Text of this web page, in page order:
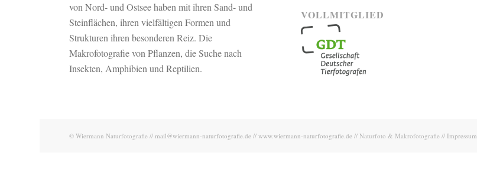
von Nord- und Ostsee haben mit ihren Sand- und
Steinflächen, ihren vielfältigen Formen und
Strukturen ihren besonderen Reiz. Die
Makrofotografie von Pflanzen, die Suche nach
Insekten, Amphibien und Reptilien.
VOLLMITGLIED
© Wiermann Naturfotografie // mail@wiermann-naturfotografie.de //www.wiermann-naturfotografie.de // Naturfoto & Makrofotografie // Impressum